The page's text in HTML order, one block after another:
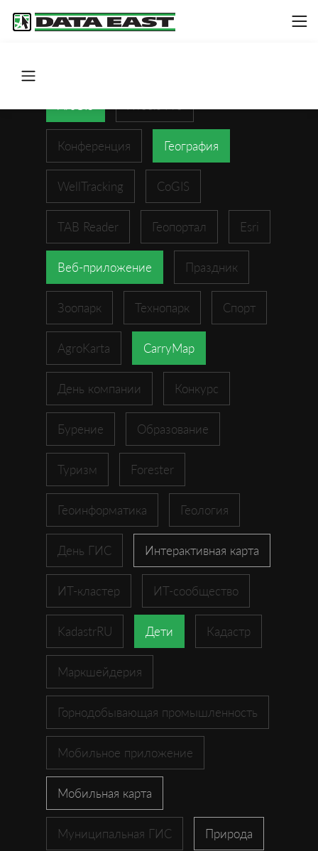
Конференция География
WellTracking CoGIS
TAB Reader Геопортал Esri
Веб-приложение Праздник
Зоопарк Технопарк Спорт
AgroKarta CarryMap
День компании Конкурс
Бурение Образование
Туризм Forester
Геоинформатика Геология
День ГИС Интерактивная карта
ИТ-кластер ИТ-сообщество
KadastrRU Дети Кадастр
Маркшейдерия
Горнодобывающая промышленность
Мобильное приложение
Мобильная карта
Муниципальная ГИС Природа